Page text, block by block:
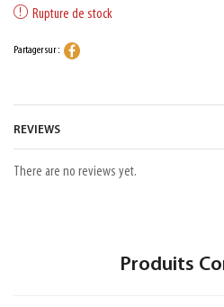
Rupture de stock
Partager sur :
REVIEWS
There are no reviews yet.
Produits